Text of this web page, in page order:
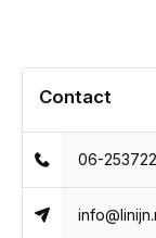
Contact
06-